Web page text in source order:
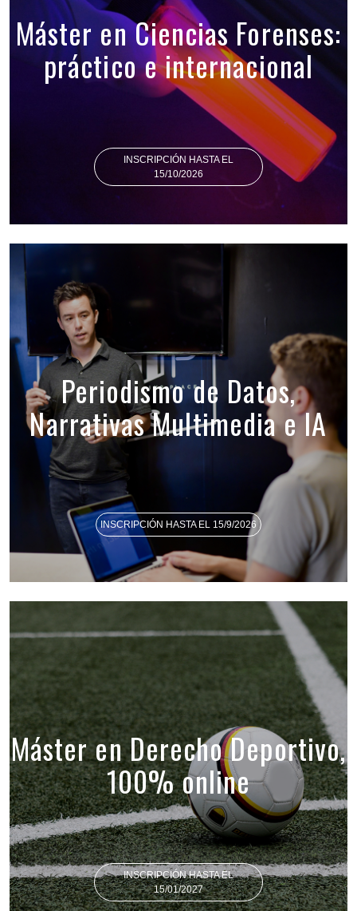
Máster en Ciencias Forenses:
práctico e internacional
INSCRIPCIÓN HASTA EL
15/10/2026
Periodismo de Datos,
Narrativas Multimedia e IA
INSCRIPCIÓN HASTA EL 15/9/2026
Máster en Derecho Deportivo,
100% online
INSCRIPCIÓN HASTA EL
15/01/2027